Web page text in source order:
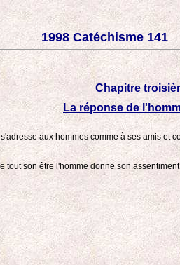
1998 Catéchisme 141
Chapitre
La réponse de
aux hommes comme à ses amis
son être l'homme donne son